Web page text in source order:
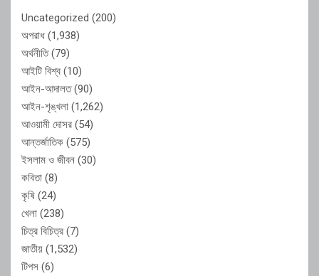
Uncategorized (200)
অপরাধ (1,938)
অর্থনীতি(79)
আইটি বিশ্ব (10)
আইন-আদালত(90)
আইন-শৃঙ্খলা (1,262)
আওয়ামী দোসর (54)
আন্তর্জাতিক (575)
ইসলাম ও জীবন (30)
কবিতা (8)
কৃষি (24)
খেলা (238)
চিত্র বিচিত্র (7)
জাতীয় (1,532)
টিপস (6)